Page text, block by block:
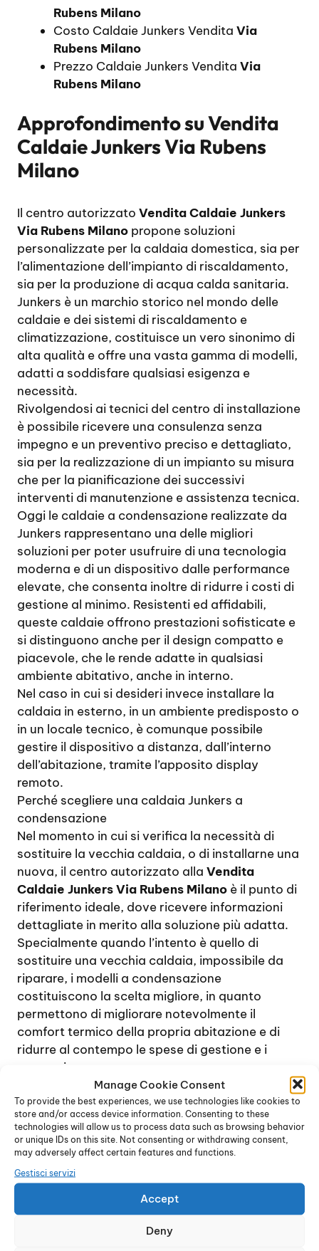
Manage Cookie Consent
To provide the best experiences, we use technologies like cookies to
store and/or access device information. Consenting to these
technologies will allow us to process data such as browsing behavior
or unique IDs on this site. Not consenting or withdrawing consent,
may adversely affect certain features and functions.
Gestisci servizi
Accept
Deny
Rubens Milano
Costo Caldaie Junkers Vendita Via
Rubens Milano
Prezzo Caldaie Junkers Vendita Via
Rubens Milano
Approfondimento suVendita
Caldaie Junkers Via Rubens
Milano
Il centro autorizzato Vendita Caldaie Junkers
Via Rubens Milano propone soluzioni
personalizzate per la caldaia domestica, sia per
l’alimentazione dell’impianto di riscaldamento,
sia per la produzione di acqua calda sanitaria.
Junkers è un marchio storico nel mondo delle
caldaie e dei sistemi di riscaldamento e
climatizzazione, costituisce un vero sinonimo di
alta qualità e offre una vasta gamma di modelli,
adatti a soddisfare qualsiasi esigenza e
necessità.
Rivolgendosi ai tecnici del centro di installazione
è possibile ricevere una consulenza senza
impegno e un preventivo preciso e dettagliato,
sia per la realizzazione di un impianto su misura
che per la pianificazione dei successivi
interventi di manutenzione e assistenza tecnica.
Oggi le caldaie a condensazione realizzate da
Junkers rappresentano una delle migliori
soluzioni per poter usufruire di una tecnologia
moderna e di un dispositivo dalle performance
elevate, che consenta inoltre di ridurre i costi di
gestione al minimo. Resistenti ed affidabili,
queste caldaie offrono prestazioni sofisticate e
si distinguono anche per il design compatto e
piacevole, che le rende adatte in qualsiasi
ambiente abitativo, anche in interno.
Nel caso in cui si desideri invece installare la
caldaia in esterno, in un ambiente predisposto o
in un locale tecnico, è comunque possibile
gestire il dispositivo a distanza, dall’interno
dell’abitazione, tramite l’apposito display
remoto.
Perché scegliere una caldaia Junkers a
condensazione
Nel momento in cui si verifica la necessità di
sostituire la vecchia caldaia, o di installarne una
nuova, il centro autorizzato alla Vendita
Caldaie Junkers Via Rubens Milano è il punto di
riferimento ideale, dove ricevere informazioni
dettagliate in merito alla soluzione più adatta.
Specialmente quando l’intento è quello di
sostituire una vecchia caldaia, impossibile da
riparare, i modelli a condensazione
costituiscono la scelta migliore, in quanto
permettono di migliorare notevolmente il
comfort termico della propria abitazione e di
ridurre al contempo le spese di gestione e i
consumi.
Grazie alla tecnologia innovativa sulla quale si
basano questi dispositivi, vengono utilizzati i
vapori di combustione, dalla temperatura molto
elevata, per incrementare la potenza
dell’impianto riscaldante. Infatti, una caldaia,
durante il processo di combustione,
normalmente genera vapori che possono
facilmente raggiungere anche una temperatura